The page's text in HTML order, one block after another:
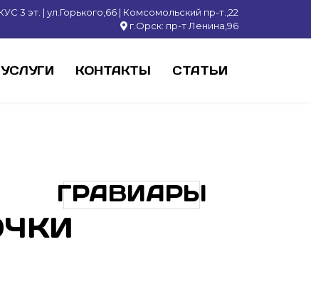
3 эт. | ул.Горького,66 | Комсомольский пр-т.,22
г.Орск: пр-т Ленина,96
УСЛУГИ КОНТАКТЫ СТАТЬИ
ГРАВИАРЫ